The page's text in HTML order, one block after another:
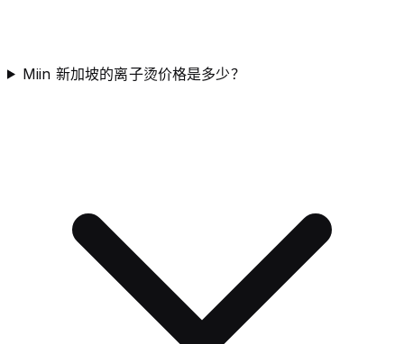
Miin 新加坡的离子烫价格是多少？